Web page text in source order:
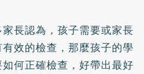
長認為，孩子需要或家長
效的檢查，那麼孩子的學
何正確檢查，好帶出最好